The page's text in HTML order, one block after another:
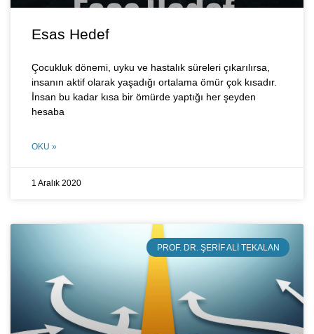
Esas Hedef
Çocukluk dönemi, uyku ve hastalık süreleri çıkarılırsa,
insanın aktif olarak yaşadığı ortalama ömür çok kısadır.
İnsan bu kadar kısa bir ömürde yaptığı her şeyden
hesaba
OKU »
1 Aralık 2020
PROF. DR. ŞERIF ALI TEKALAN